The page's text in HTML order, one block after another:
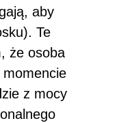
aby
Te
że osoba
momencie
z mocy